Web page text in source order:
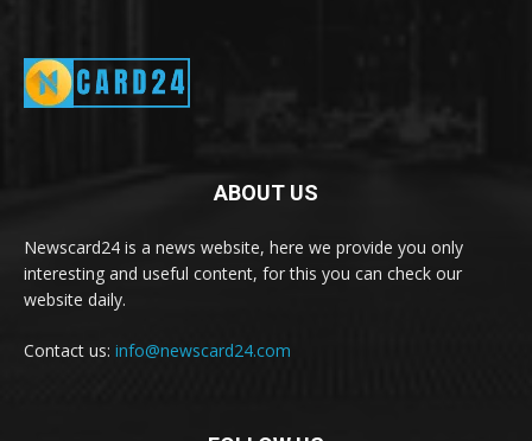
ABOUT US
Newscard24 is a news website, here we provide you only
interesting and useful content, for this you can check our
website daily.
Contact us: info@newscard24.com